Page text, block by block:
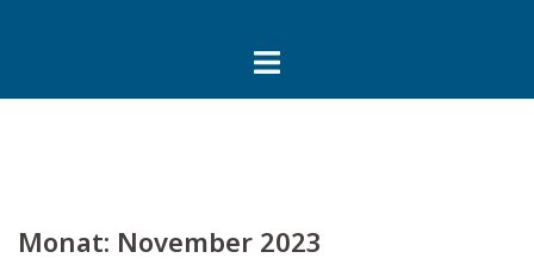
Monat: November 2023